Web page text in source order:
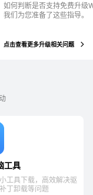
如何判断是否支持免费升级
我们为您准备了这些指导。
点击查看更多升级相关问题
工具
工具下载，高效解决驱
丁卸载等问题